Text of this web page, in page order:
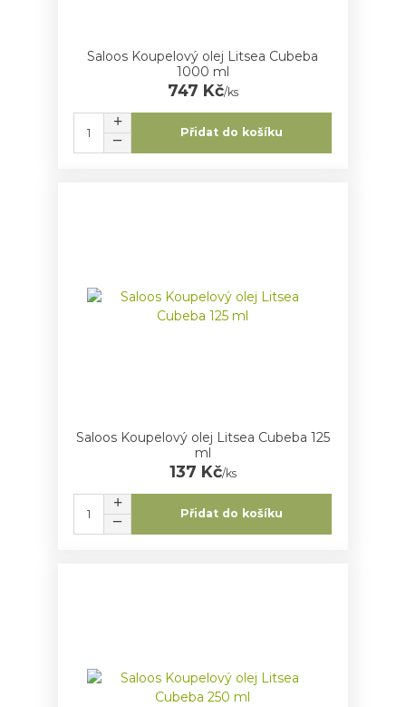
Saloos Koupelový olej Litsea Cubeba
1000 ml
747 Kč/ks
Přidat do košíku
Saloos Koupelový olej Litsea Cubeba 125
ml
137 Kč/ks
Přidat do košíku